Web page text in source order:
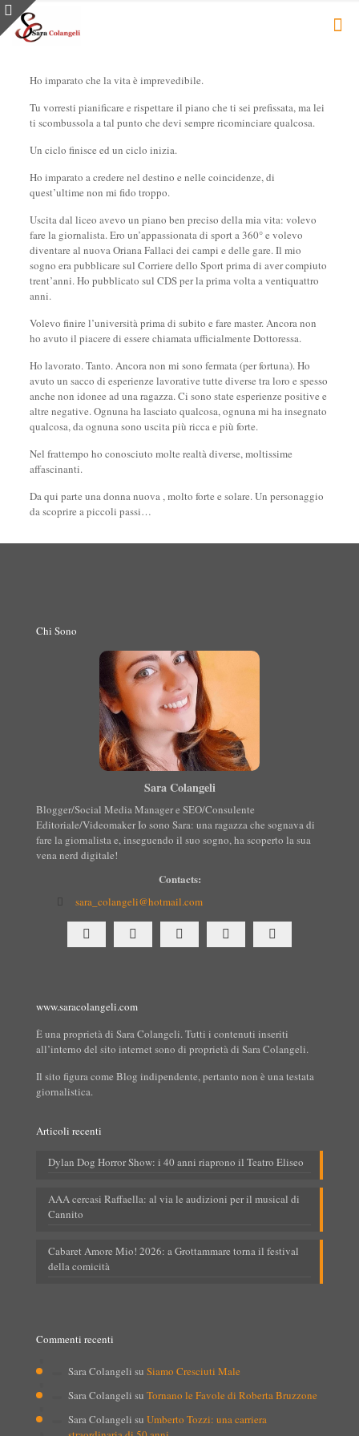
Ho imparato che la vita è imprevedibile.
Tu vorresti pianificare e rispettare il piano che ti sei prefissata, ma lei
ti scombussola a tal punto che devi sempre ricominciare qualcosa.
Un ciclo finisce ed un ciclo inizia.
Ho imparato a credere nel destino e nelle coincidenze, di
quest’ultime non mi fido troppo.
Uscita dal liceo avevo un piano ben preciso della mia vita: volevo
fare la giornalista. Ero un’appassionata di sport a 360° e volevo
diventare al nuova Oriana Fallaci dei campi e delle gare. Il mio
sogno era pubblicare sul Corriere dello Sport prima di aver compiuto
trent’anni. Ho pubblicato sul CDS per la prima volta a ventiquattro
anni.
Volevo finire l’università prima di subito e fare master. Ancora non
ho avuto il piacere di essere chiamata ufficialmente Dottoressa.
Ho lavorato. Tanto. Ancora non mi sono fermata (per fortuna). Ho
avuto un sacco di esperienze lavorative tutte diverse tra loro e spesso
anche non idonee ad una ragazza. Ci sono state esperienze positive e
altre negative. Ognuna ha lasciato qualcosa, ognuna mi ha insegnato
qualcosa, da ognuna sono uscita più ricca e più forte.
Nel frattempo ho conosciuto molte realtà diverse, moltissime
affascinanti.
Da qui parte una donna nuova , molto forte e solare. Un personaggio
da scoprire a piccoli passi…
Chi Sono
Sara Colangeli
Blogger/Social Media Manager e SEO/Consulente
Editoriale/Videomaker Io sono Sara: una ragazza che sognava di
fare la giornalista e, inseguendo il suo sogno, ha scoperto la sua
vena nerd digitale!
Contacts:
sara_colangeli@hotmail.com
www.saracolangeli.com
È una proprietà di Sara Colangeli. Tutti i contenuti inseriti
all’interno del sito internet sono di proprietà di Sara Colangeli.
Il sito figura come Blog indipendente, pertanto non è una testata
giornalistica.
Articoli recenti
Dylan Dog Horror Show: i 40 anni riaprono il Teatro Eliseo
AAA cercasi Raffaella: al via le audizioni per il musical di
Cannito
Cabaret Amore Mio! 2026: a Grottammare torna il festival
della comicità
Commenti recenti
Sara Colangeli su Siamo Cresciuti Male
Sara Colangeli su Tornano le Favole di Roberta Bruzzone
Sara Colangeli su Umberto Tozzi: una carriera